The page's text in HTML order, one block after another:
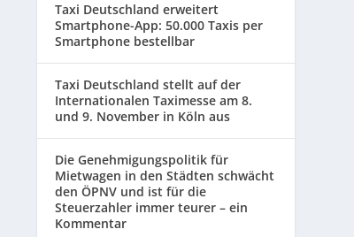
Taxi Deutschland erweitert
Smartphone-App: 50.000 Taxis per
Smartphone bestellbar
Taxi Deutschland stellt auf der
Internationalen Taximesse am 8.
und 9. November in Köln aus
Die Genehmigungspolitik für
Mietwagen in den Städten schwächt
den ÖPNV und ist für die
Steuerzahler immer teurer – ein
Kommentar